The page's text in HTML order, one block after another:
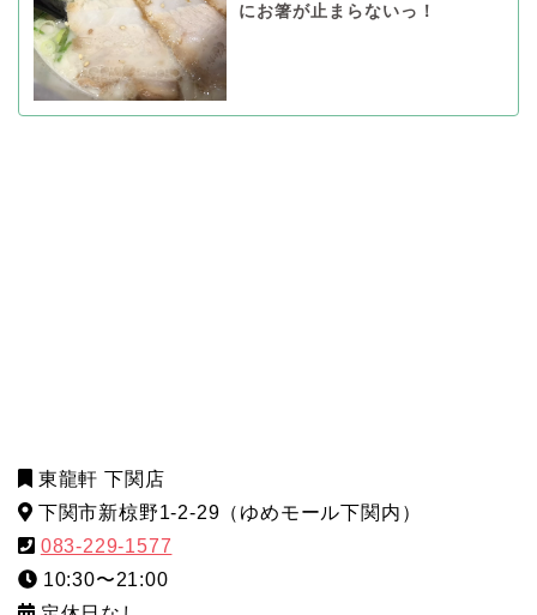
にお箸が止まらないっ！
東龍軒 下関店
下関市新椋野1-2-29（ゆめモール下関内）
083-229-1577
10:30〜21:00